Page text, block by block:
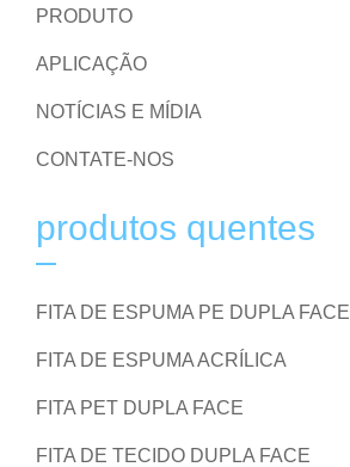
PRODUTO
APLICAÇÃO
NOTÍCIAS E MÍDIA
CONTATE-NOS
produtos quentes
FITA DE ESPUMA PE DUPLA FACE
FITA DE ESPUMA ACRÍLICA
FITA PET DUPLA FACE
FITA DE TECIDO DUPLA FACE